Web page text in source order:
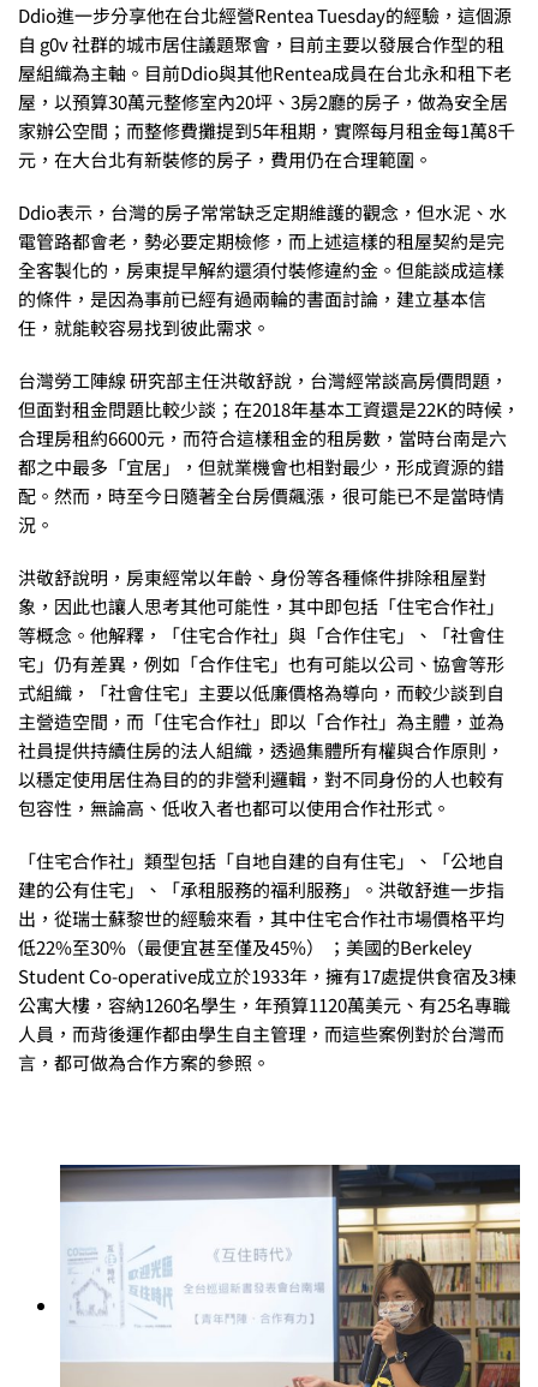
Ddio進一步分享他在台北經營Rentea Tuesday的經驗，這個源
自 g0v 社群的城市居住議題聚會，目前主要以發展合作型的租
屋組織為主軸。目前Ddio與其他Rentea成員在台北永和租下老
屋，以預算30萬元整修室內20坪、3房2廳的房子，做為安全居
家辦公空間；而整修費攤提到5年租期，實際每月租金每1萬8千
元，在大台北有新裝修的房子，費用仍在合理範圍。
Ddio表示，台灣的房子常常缺乏定期維護的觀念，但水泥、水
電管路都會老，勢必要定期檢修，而上述這樣的租屋契約是完
全客製化的，房東提早解約還須付裝修違約金。但能談成這樣
的條件，是因為事前已經有過兩輪的書面討論，建立基本信
任，就能較容易找到彼此需求。
台灣勞工陣線 研究部主任洪敬舒說，台灣經常談高房價問題，
但面對租金問題比較少談；在2018年基本工資還是22K的時候，
合理房租約6600元，而符合這樣租金的租房數，當時台南是六
都之中最多「宜居」，但就業機會也相對最少，形成資源的錯
配。然而，時至今日隨著全台房價飆漲，很可能已不是當時情
況。
洪敬舒說明，房東經常以年齡、身份等各種條件排除租屋對
象，因此也讓人思考其他可能性，其中即包括「住宅合作社」
等概念。他解釋，「住宅合作社」與「合作住宅」、「社會住
宅」仍有差異，例如「合作住宅」也有可能以公司、協會等形
式組織，「社會住宅」主要以低廉價格為導向，而較少談到自
主營造空間，而「住宅合作社」即以「合作社」為主體，並為
社員提供持續住房的法人組織，透過集體所有權與合作原則，
以穩定使用居住為目的的非營利邏輯，對不同身份的人也較有
包容性，無論高、低收入者也都可以使用合作社形式。
「住宅合作社」類型包括「自地自建的自有住宅」、「公地自
建的公有住宅」、「承租服務的福利服務」。洪敬舒進一步指
出，從瑞士蘇黎世的經驗來看，其中住宅合作社市場價格平均
低22%至30%（最便宜甚至僅及45%） ；美國的Berkeley
Student Co-operative成立於1933年，擁有17處提供食宿及3棟
公寓大樓，容納1260名學生，年預算1120萬美元、有25名專職
人員，而背後運作都由學生自主管理，而這些案例對於台灣而
言，都可做為合作方案的參照。